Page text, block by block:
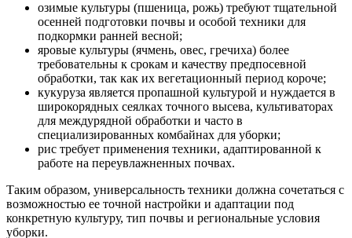
озимые культуры (пшеница, рожь) требуют тщательной
осенней подготовки почвы и особой техники для
подкормки ранней весной;
яровые культуры (ячмень, овес, гречиха) более
требовательны к срокам и качеству предпосевной
обработки, так как их вегетационный период короче;
кукуруза является пропашной культурой и нуждается в
широкорядных сеялках точного высева, культиваторах
для междурядной обработки и часто в
специализированных комбайнах для уборки;
рис требует применения техники, адаптированной к
работе на переувлажненных почвах.
Таким образом, универсальность техники должна сочетаться с
возможностью ее точной настройки и адаптации под
конкретную культуру, тип почвы и региональные условия
уборки.